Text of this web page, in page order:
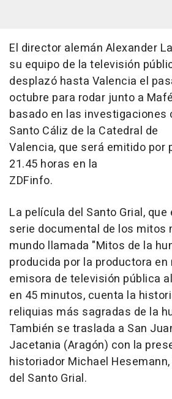
El director alemán Alexander
su equipo de la televisión
desplazó hasta Valencia el
octubre para rodar junto a
basado en las investigaciones
Santo Cáliz de la Catedral de
Valencia, que será emitido por
21.45 horas en la
ZDFinfo.
La película del Santo Grial,
serie documental de los mitos
mundo llamada "Mitos de la
producida por la productora en
emisora de televisión pública
en 45 minutos, cuenta la
reliquias más sagradas de la
También se traslada a San
Jacetania (Aragón) con la
historiador Michael
del Santo Grial.